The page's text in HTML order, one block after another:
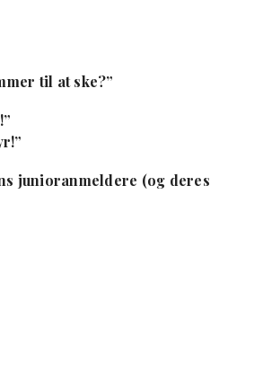
til at ske?”
junioranmeldere (og deres